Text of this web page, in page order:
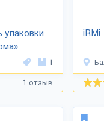
упаковки
1
1 отзыв
iRMi